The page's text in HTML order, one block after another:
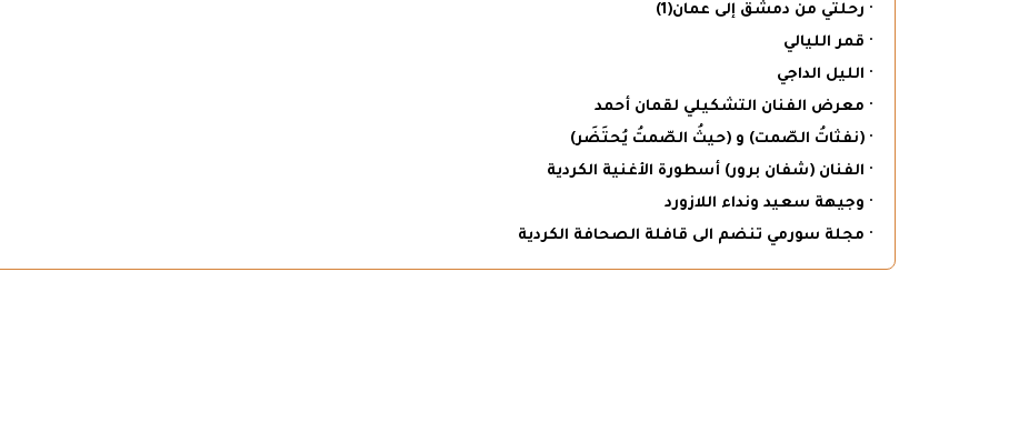
· رحلتي من دمشق إلى عمان(1)
· قمر الليالي
· الليل الداجي
· معرض الفنان التشكيلي لقمان أحمد
· (نفثاتُ الصّمت) و (حيثُ الصّمتُ يُحتَضَر)
· الفنان (شفان برور) أسطورة الأغنية الكردية
· وجيهة سعيد ونداء اللازورد
· مجلة سورمي تنضم الى قافلة الصحافة الكردية